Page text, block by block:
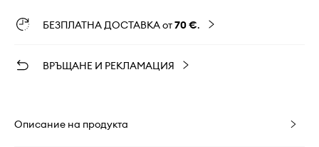
БЕЗПЛАТНА ДОСТАВКА от70 €.
ВРЪЩАНЕ И РЕКЛАМАЦИЯ
Описание на продукта